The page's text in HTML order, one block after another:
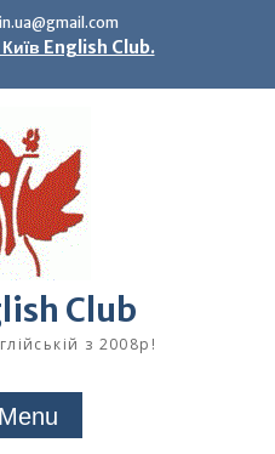
English Club.
Club
з 2008р!
Menu